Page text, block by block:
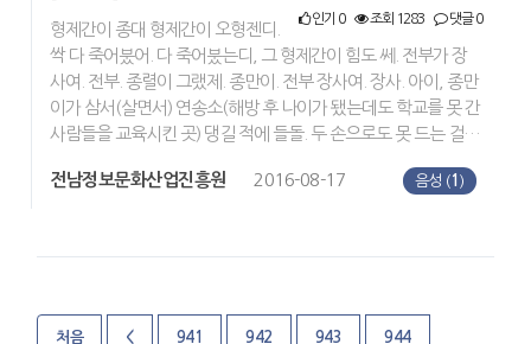
인기 0 조회 1283 댓글 0
형제간이 종대 형제간이 오형젠디.
싹 다 죽어붔어. 다 죽어붔는디, 그 형제간이 힘도 쎄. 전부가 장
사여. 전부. 종렬이 그랬제. 종만이. 전부 장사여. 장사. 아이, 종만
이가 삼서(살면서) 연송소(해방 후 나이가 됐는데도 학교를 못 간
사람들을 교육시킨 곳) 댕길 적에 들돌. 두 손으로도 못 드는 걸…
전남정보문화산업진흥원 2016-08-17 음성 (1 )
처음 < 941 942 943 944